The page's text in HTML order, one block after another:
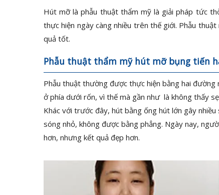
Hút mỡ là phẫu thuật thẩm mỹ là giải pháp tức
thực hiện ngày càng nhiều trên thế giới. Phẫu
quả tốt.
Phẫu thuật thẩm mỹ hút mỡ bụng tiến
Phẫu thuật thường được thực hiện bằng hai
ở phía dưới rốn, vì thế mà gần như là không thấy
Khác với trước đây, hút bằng ống hút lớn gây
sóng nhỏ, không được bằng phẳng. Ngày nay,
hơn, nhưng kết quả đẹp hơn.